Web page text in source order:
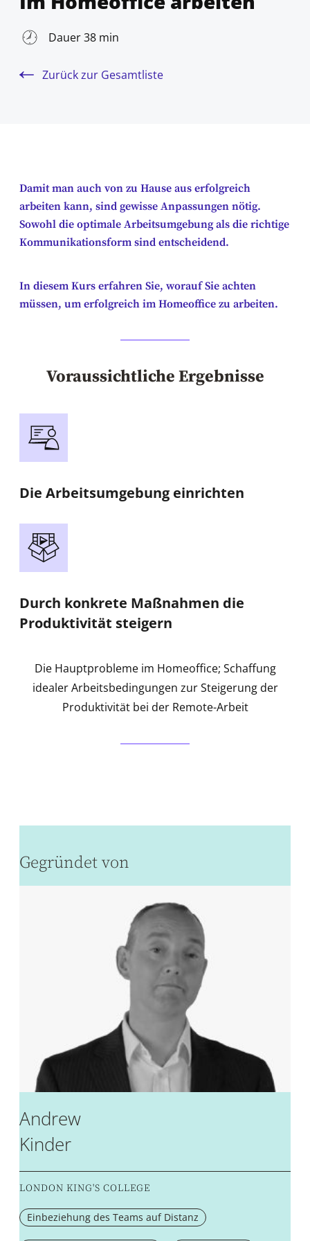
Dauer 38 min
Zurück zur Gesamtliste
Damit man auch von zu Hause aus erfolgreich
arbeiten kann, sind gewisse Anpassungen nötig.
Sowohl die optimale Arbeitsumgebung als die richtige
Kommunikationsform sind entscheidend.
In diesem Kurs erfahren Sie, worauf Sie achten
müssen, um erfolgreich im Homeoffice zu arbeiten.
Voraussichtliche Ergebnisse
Die Arbeitsumgebung einrichten
Durch konkrete Maßnahmen die
Produktivität steigern
Die Hauptprobleme im Homeoffice; Schaffung
idealer Arbeitsbedingungen zur Steigerung der
Produktivität bei der Remote-Arbeit
Gegründet von
Andrew
Kinder
LONDON KING'S COLLEGE
Einbeziehung des Teams auf Distanz